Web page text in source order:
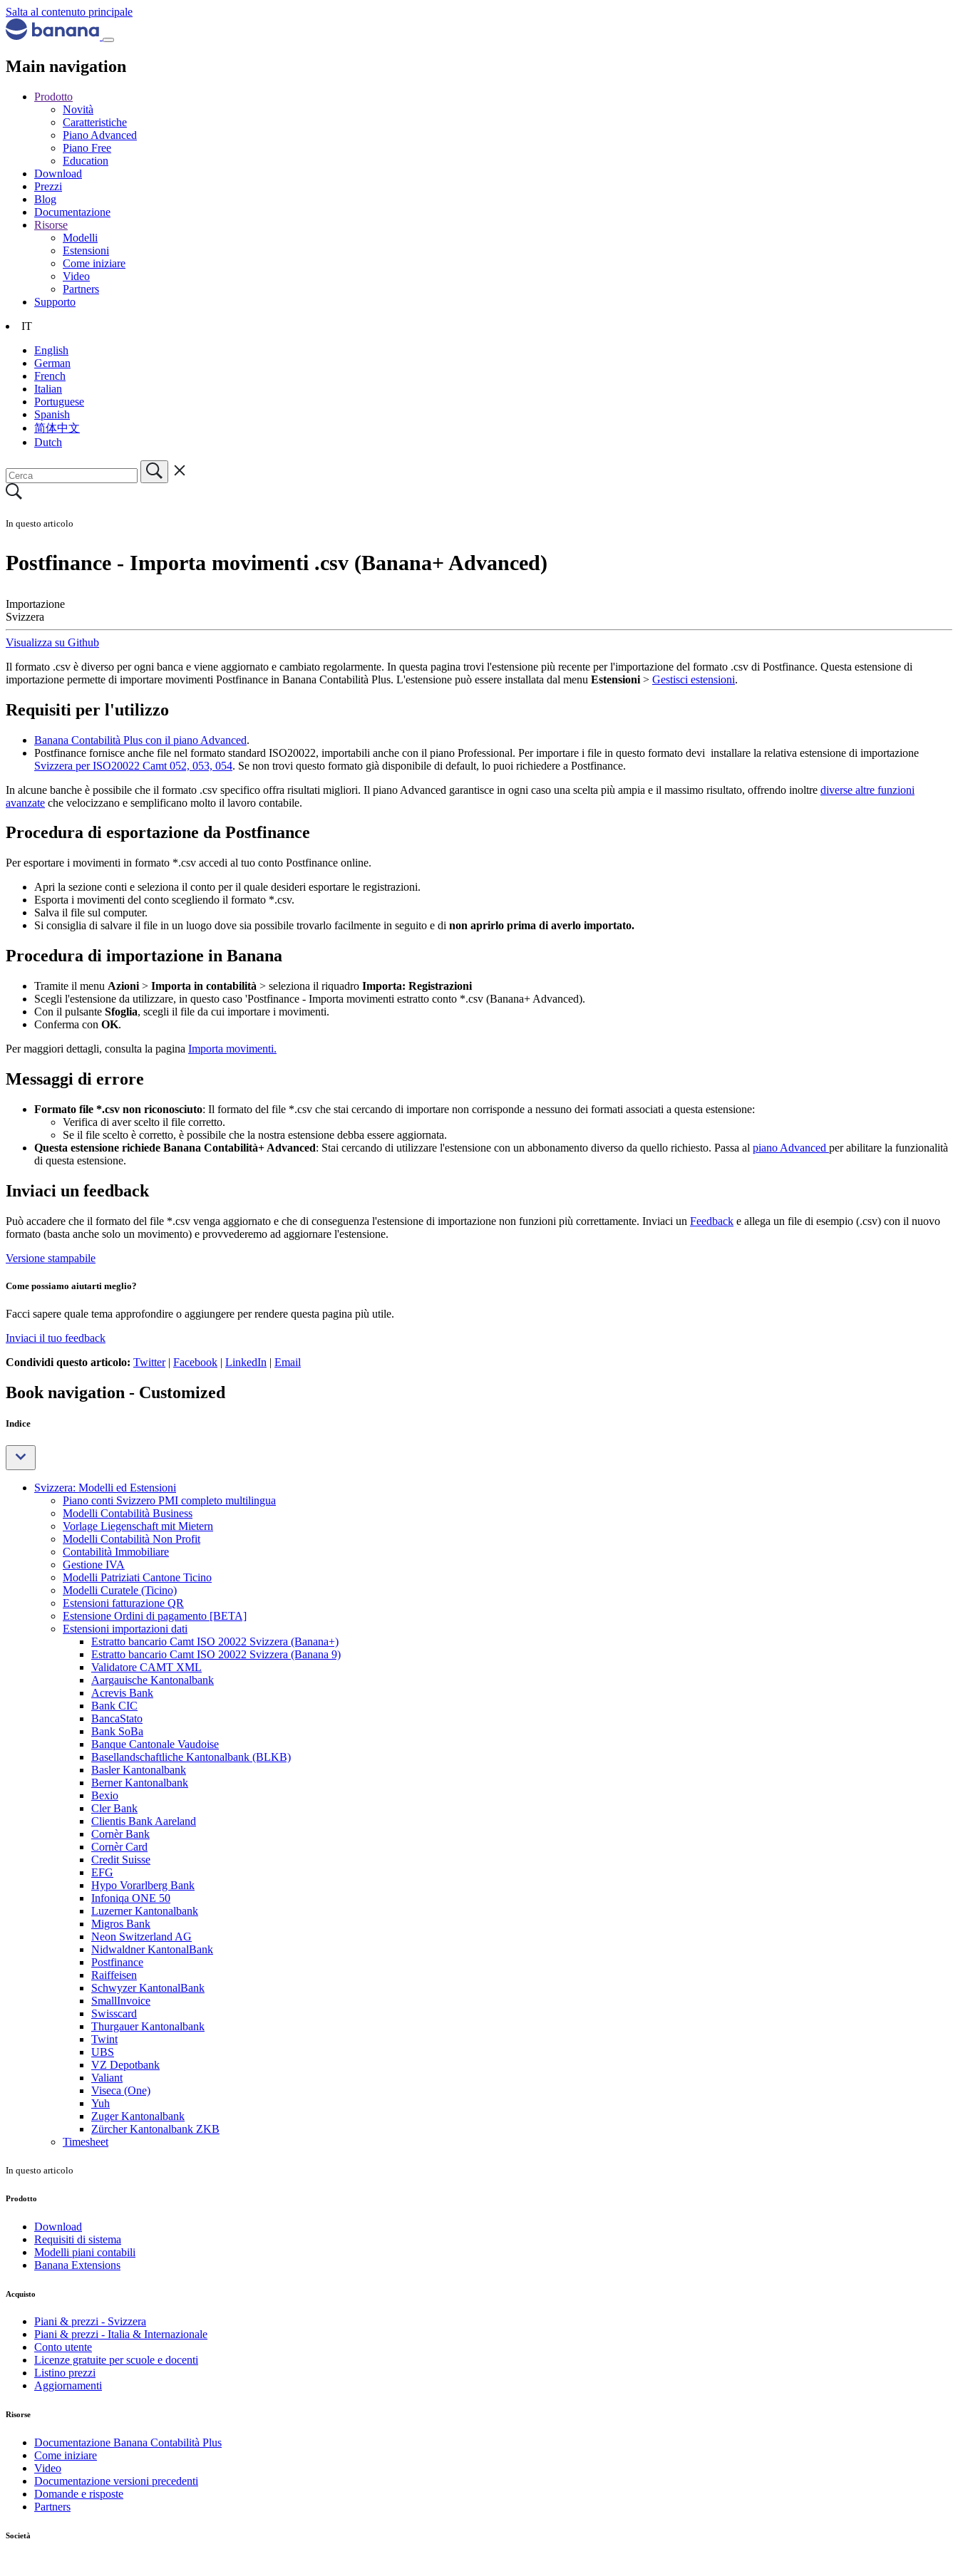
Salta al contenuto principale
Main navigation
Prodotto
Novità
Caratteristiche
Piano Advanced
Piano Free
Education
Download
Prezzi
Blog
Documentazione
Risorse
Modelli
Estensioni
Come iniziare
Video
Partners
Supporto
IT
English
German
French
Italian
Portuguese
Spanish
简体中文
Dutch
In questo articolo
Postfinance - Importa movimenti .csv (Banana+ Advanced)
Importazione
Svizzera
Visualizza su Github
Il formato .csv è diverso per ogni banca e viene aggiornato e cambiato regolarmente. In questa pagina trovi l'estensione più recente per l'importazione del formato .csv di Postfinance. Questa estensione di
importazione permette di importare movimenti Postfinance in Banana Contabilità Plus. L'estensione può essere installata dal menu Estensioni > Gestisci estensioni.
Requisiti per l'utilizzo
Banana Contabilità Plus con il piano Advanced.
Postfinance fornisce anche file nel formato standard ISO20022, importabili anche con il piano Professional. Per importare i file in questo formato devi installare la relativa estensione di importazione
Svizzera per ISO20022 Camt 052, 053, 054. Se non trovi questo formato già disponibile di default, lo puoi richiedere a Postfinance.
In alcune banche è possibile che il formato .csv specifico offra risultati migliori. Il piano Advanced garantisce in ogni caso una scelta più ampia e il massimo risultato, offrendo inoltre diverse altre funzioni
avanzate che velocizzano e semplificano molto il lavoro contabile.
Procedura di esportazione da Postfinance
Per esportare i movimenti in formato *.csv accedi al tuo conto Postfinance online.
Apri la sezione conti e seleziona il conto per il quale desideri esportare le registrazioni.
Esporta i movimenti del conto scegliendo il formato *.csv.
Salva il file sul computer.
Si consiglia di salvare il file in un luogo dove sia possibile trovarlo facilmente in seguito e di non aprirlo prima di averlo importato.
Procedura di importazione in Banana
Tramite il menu Azioni > Importa in contabilità > seleziona il riquadro Importa: Registrazioni
Scegli l'estensione da utilizzare, in questo caso 'Postfinance - Importa movimenti estratto conto *.csv (Banana+ Advanced).
Con il pulsante Sfoglia, scegli il file da cui importare i movimenti.
Conferma con OK.
Per maggiori dettagli, consulta la pagina Importa movimenti.
Messaggi di errore
Formato file *.csv non riconosciuto: Il formato del file *.csv che stai cercando di importare non corrisponde a nessuno dei formati associati a questa estensione:
Verifica di aver scelto il file corretto.
Se il file scelto è corretto, è possibile che la nostra estensione debba essere aggiornata.
Questa estensione richiede Banana Contabilità+ Advanced: Stai cercando di utilizzare l'estensione con un abbonamento diverso da quello richiesto. Passa al piano Advanced per abilitare la funzionalità
di questa estensione.
Inviaci un feedback
Può accadere che il formato del file *.csv venga aggiornato e che di conseguenza l'estensione di importazione non funzioni più correttamente. Inviaci un Feedback e allega un file di esempio (.csv) con il nuovo
formato (basta anche solo un movimento) e provvederemo ad aggiornare l'estensione.
Versione stampabile
Come possiamo aiutarti meglio?
Facci sapere quale tema approfondire o aggiungere per rendere questa pagina più utile.
Inviaci il tuo feedback
Condividi questo articolo: Twitter| Facebook | LinkedIn | Email
Book navigation - Customized
Indice
Svizzera: Modelli ed Estensioni
Piano conti Svizzero PMI completo multilingua
Modelli Contabilità Business
Vorlage Liegenschaft mit Mietern
Modelli Contabilità Non Profit
Contabilità Immobiliare
Gestione IVA
Modelli Patriziati Cantone Ticino
Modelli Curatele (Ticino)
Estensioni fatturazione QR
Estensione Ordini di pagamento [BETA]
Estensioni importazioni dati
Estratto bancario Camt ISO 20022 Svizzera (Banana+)
Estratto bancario Camt ISO 20022 Svizzera (Banana 9)
Validatore CAMT XML
Aargauische Kantonalbank
Acrevis Bank
Bank CIC
BancaStato
Bank SoBa
Banque Cantonale Vaudoise
Basellandschaftliche Kantonalbank (BLKB)
Basler Kantonalbank
Berner Kantonalbank
Bexio
Cler Bank
Clientis Bank Aareland
Cornèr Bank
Cornèr Card
Credit Suisse
EFG
Hypo Vorarlberg Bank
Infoniqa ONE 50
Luzerner Kantonalbank
Migros Bank
Neon Switzerland AG
Nidwaldner KantonalBank
Postfinance
Raiffeisen
Schwyzer KantonalBank
SmallInvoice
Swisscard
Thurgauer Kantonalbank
Twint
UBS
VZ Depotbank
Valiant
Viseca (One)
Yuh
Zuger Kantonalbank
Zürcher Kantonalbank ZKB
Timesheet
In questo articolo
Prodotto
Download
Requisiti di sistema
Modelli piani contabili
Banana Extensions
Acquisto
Piani & prezzi - Svizzera
Piani & prezzi - Italia & Internazionale
Conto utente
Licenze gratuite per scuole e docenti
Listino prezzi
Aggiornamenti
Risorse
Documentazione Banana Contabilità Plus
Come iniziare
Video
Documentazione versioni precedenti
Domande e risposte
Partners
Società